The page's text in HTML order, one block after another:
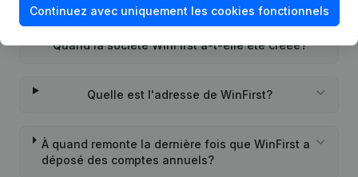
Quand la société WinFirst a-t-elle été créée?
Quelle est l'adresse de WinFirst?
À quand remonte la dernière fois que WinFirst a
déposé des comptes annuels?
Continuez avec uniquement les cookies fonctionnels